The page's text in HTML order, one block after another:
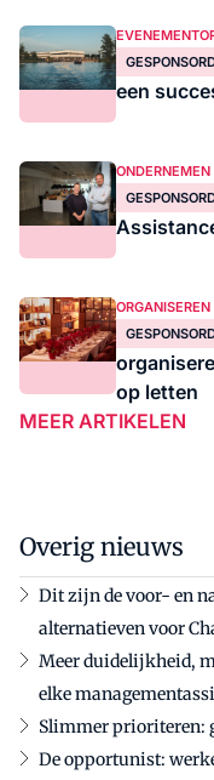
een
ONDERNEMEN
ORGANISEREN
op letten
MEER ARTIKELEN
Overig nieuws
Dit zijn de voor- en
alternatieven voor
Meer duidelijkheid,
elke
Slimmer prioriteren:
De opportunist: